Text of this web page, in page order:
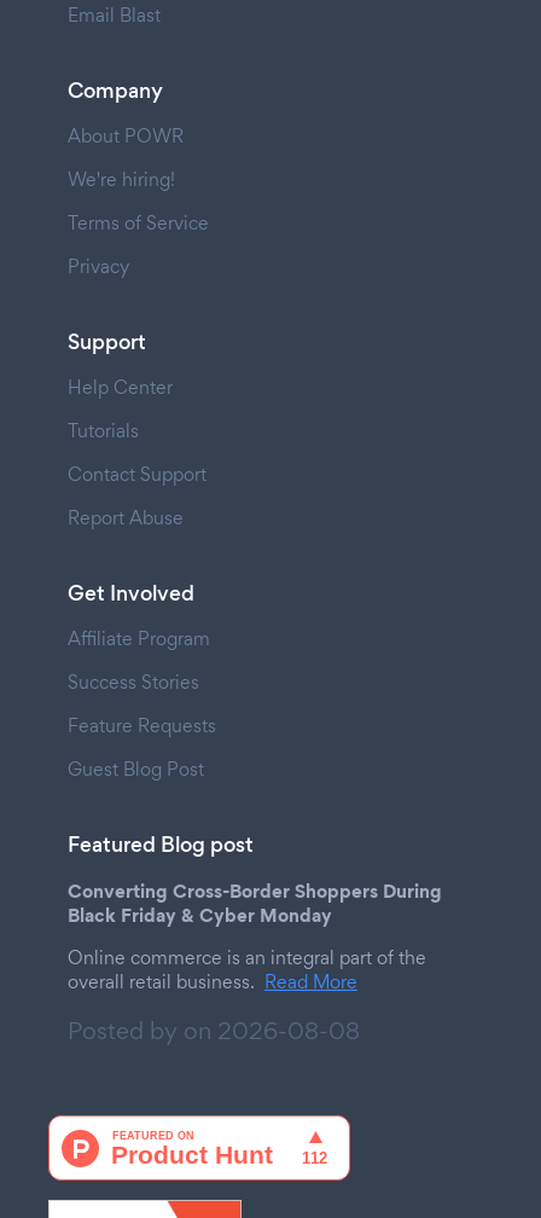
Email Blast
Company
About POWR
We're hiring!
Terms of Service
Privacy
Support
Help Center
Tutorials
Contact Support
Report Abuse
Get Involved
Affiliate Program
Success Stories
Feature Requests
Guest Blog Post
Featured Blog post
Converting Cross-Border Shoppers During
Black Friday & Cyber Monday
Online commerce is an integral part of the
overall retail business. Read More
Posted by on 2026-08-08